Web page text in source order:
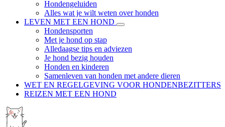
Hondengeluiden
Alles wat je wilt weten over honden
LEVEN MET EEN HOND
Hondensporten
Met je hond op stap
Alledaagse tips en adviezen
Je hond bezig houden
Honden en kinderen
Samenleven van honden met andere dieren
WET EN REGELGEVING VOOR HONDENBEZITTERS
REIZEN MET EEN HOND